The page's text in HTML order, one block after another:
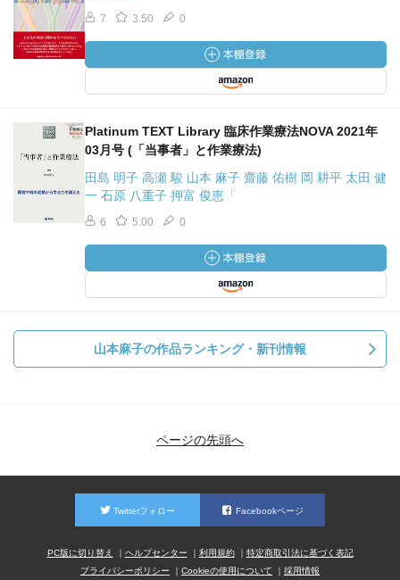
7 3.50 0
Platinum TEXT Library 臨床作業療法NOVA 2021年
03月号 (「当事者」と作業療法)
田島 明子 高瀬 駿 山本 麻子 齋藤 佑樹 岡 耕平 太田 健
一 石原 八重子 押富 俊恵「
6 5.00 0
山本麻子の作品ランキング・新刊情報
ページの先頭へ
Twitterフォロー Facebookページ
PC版に切り替え ヘルプセンター 利用規約
特定商取引法に基づく表記
プライバシーポリシー
Cookieの使用について 採用情報